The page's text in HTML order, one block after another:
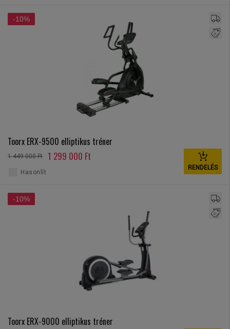
-10%
Toorx ERX-9500 elliptikus tréner
1 449 000 Ft 1 299 000 Ft
RENDELÉS
Hasonlít
-10%
Toorx ERX-9000 elliptikus tréner